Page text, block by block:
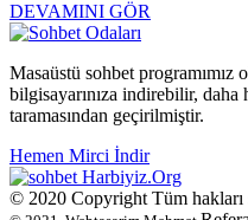
DEVAMINI GÖR
Masaüstü sohbet programımız
bilgisayarınıza indirebilir, daha
taramasından geçirilmiştir.
Hemen Mirci İndir
Harbiyiz.Org
© 2020 Copyright Tüm hakları